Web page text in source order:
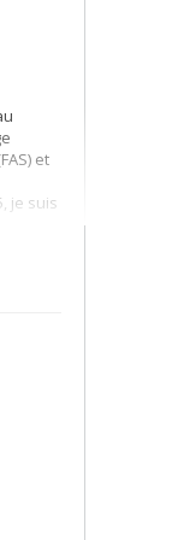
et
je suis
mes
des
les